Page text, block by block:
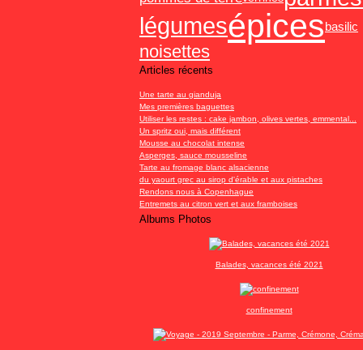
légumesépicesbasilic
noisettes
Articles récents
Une tarte au gianduja
Mes premières baguettes
Utiliser les restes : cake jambon, olives vertes, emmental...
Un spritz oui, mais différent
Mousse au chocolat intense
Asperges, sauce mousseline
Tarte au fromage blanc alsacienne
du yaourt grec au sirop d'érable et aux pistaches
Rendons nous à Copenhague
Entremets au citron vert et aux framboises
Albums Photos
Balades, vacances été 2021
confinement